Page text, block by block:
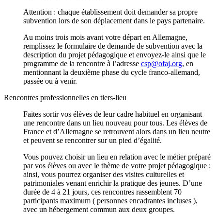
Attention : chaque établissement doit demander sa propre
subvention lors de son déplacement dans le pays partenaire.
Au moins trois mois avant votre départ en Allemagne,
remplissez le formulaire de demande de subvention avec la
description du projet pédagogique et envoyez-le ainsi que le
programme de la rencontre à l’adresse csp@ofaj.org, en
mentionnant la deuxième phase du cycle franco-allemand,
passée ou à venir.
Rencontres professionnelles en tiers-lieu
Faites sortir vos élèves de leur cadre habituel en organisant
une rencontre dans un lieu nouveau pour tous. Les élèves de
France et d’Allemagne se retrouvent alors dans un lieu neutre
et peuvent se rencontrer sur un pied d’égalité.
Vous pouvez choisir un lieu en relation avec le métier préparé
par vos élèves ou avec le thème de votre projet pédagogique :
ainsi, vous pourrez organiser des visites culturelles et
patrimoniales venant enrichir la pratique des jeunes. D’une
durée de 4 à 21 jours, ces rencontres rassemblent 70
participants maximum ( personnes encadrantes incluses ),
avec un hébergement commun aux deux groupes.